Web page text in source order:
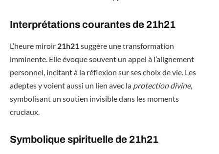
Interprétations courantes de 21h21
L’heure miroir 21h21suggère une transformation
imminente. Elle évoque souvent un appel à l’alignement
personnel, incitant à la réflexion sur ses choix de vie. Les
adeptes y voient aussi un lien avec la protection divine,
symbolisant un soutien invisible dans les moments
cruciaux.
Symbolique spirituelle de 21h21